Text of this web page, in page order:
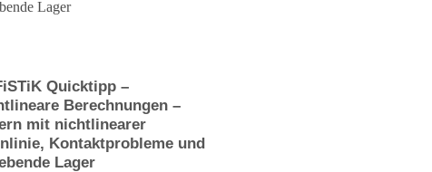
Quicktipp –
Berechnungen –
mit nichtlinearer
Kontaktprobleme und
Lager